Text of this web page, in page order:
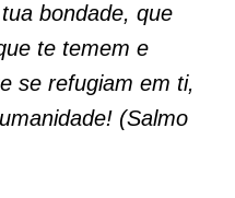
bondade, que
te temem e
se refugiam em ti,
(Salmo